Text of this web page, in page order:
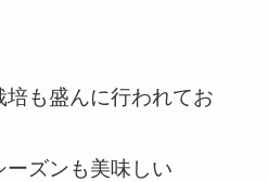
培も盛んに行われてお
ーズンも美味しい